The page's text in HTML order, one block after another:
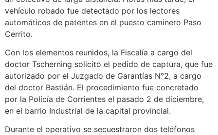
vehículo robado fue detectado por los lectores
automáticos de patentes en el puesto caminero Paso
Cerrito.
Con los elementos reunidos, la Fiscalía a cargo del
doctor Tscherning solicitó el pedido de captura, que fue
autorizado por el Juzgado de Garantías N°2, a cargo
del doctor Bastián. El procedimiento fue concretado
por la Policía de Corrientes el pasado 2 de diciembre,
en el barrio Industrial de la capital provincial.
Durante el operativo se secuestraron dos teléfonos